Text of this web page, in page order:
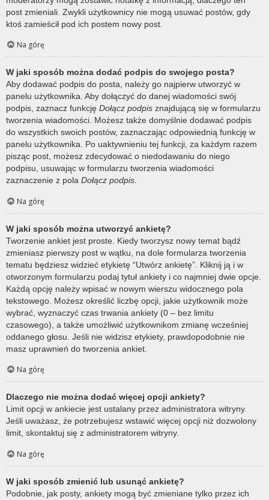
post zmieniali. Zwykli użytkownicy nie mogą usuwać postów, gdy
ktoś zamieścił pod ich postem nowy post.
Na górę
W jaki sposób można dodać podpis do swojego posta?
Aby dodawać podpis do posta, należy go najpierw utworzyć w
panelu użytkownika. Aby dołączyć do danej wiadomości swój
podpis, zaznacz funkcję Dołącz podpis znajdującą się w formularzu
tworzenia wiadomości. Możesz także domyślnie dodawać podpis
do wszystkich swoich postów, zaznaczając odpowiednią funkcję w
panelu użytkownika. Po uaktywnieniu tej funkcji, za każdym razem
pisząc post, możesz zdecydować o niedodawaniu do niego
podpisu, usuwając w formularzu tworzenia wiadomości
zaznaczenie z pola Dołącz podpis.
Na górę
W jaki sposób można utworzyć ankietę?
Tworzenie ankiet jest proste. Kiedy tworzysz nowy temat bądź
zmieniasz pierwszy post w wątku, na dole formularza tworzenia
tematu będziesz widzieć etykietę “Utwórz ankietę”. Kliknij ją i w
otworzonym formularzu podaj tytuł ankiety i co najmniej dwie opcje.
Każdą opcję należy wpisać w nowym wierszu widocznego pola
tekstowego. Możesz określić liczbę opcji, jakie użytkownik może
wybrać, wyznaczyć czas trwania ankiety (0 – bez limitu
czasowego), a także umożliwić użytkownikom zmianę wcześniej
oddanego głosu. Jeśli nie widzisz etykiety, prawdopodobnie nie
masz uprawnień do tworzenia ankiet.
Na górę
Dlaczego nie można dodać więcej opcji ankiety?
Limit opcji w ankiecie jest ustalany przez administratora witryny.
Jeśli uważasz, że potrzebujesz wstawić więcej opcji niż dozwolony
limit, skontaktuj się z administratorem witryny.
Na górę
W jaki sposób zmienić lub usunąć ankietę?
Podobnie, jak posty, ankiety mogą być zmieniane tylko przez ich